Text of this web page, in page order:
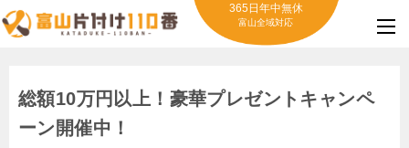
365日年中無休
富山全域対応
総額10万円以上！豪華プレゼントキャンペ
ーン開催中！